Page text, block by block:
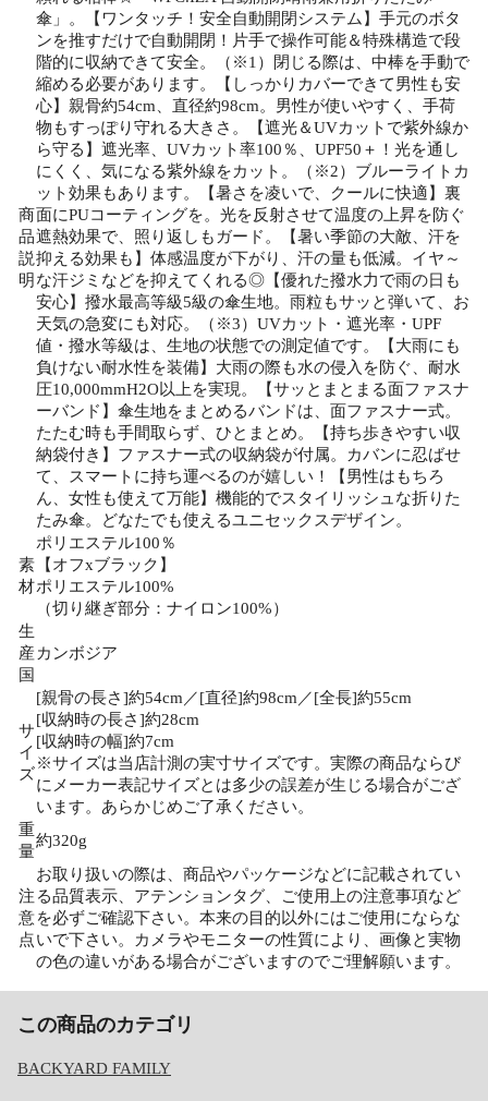
商
品
説
明
傘」。【ワンタッチ！安全自動開閉システム】手元のボタ
ンを推すだけで自動開閉！片手で操作可能＆特殊構造で段
階的に収納できて安全。（※1）閉じる際は、中棒を手動で
縮める必要があります。【しっかりカバーできて男性も安
心】親骨約54cm、直径約98cm。男性が使いやすく、手荷
物もすっぽり守れる大きさ。【遮光＆UVカットで紫外線か
ら守る】遮光率、UVカット率100％、UPF50＋！光を通し
にくく、気になる紫外線をカット。（※2）ブルーライトカ
ット効果もあります。【暑さを凌いで、クールに快適】裏
面にPUコーティングを。光を反射させて温度の上昇を防ぐ
遮熱効果で、照り返しもガード。【暑い季節の大敵、汗を
抑える効果も】体感温度が下がり、汗の量も低減。イヤ～
な汗ジミなどを抑えてくれる◎【優れた撥水力で雨の日も
安心】撥水最高等級5級の傘生地。雨粒もサッと弾いて、お
天気の急変にも対応。（※3）UVカット・遮光率・UPF
値・撥水等級は、生地の状態での測定値です。【大雨にも
負けない耐水性を装備】大雨の際も水の侵入を防ぐ、耐水
圧10,000mmH2O以上を実現。【サッとまとまる面ファスナ
ーバンド】傘生地をまとめるバンドは、面ファスナー式。
たたむ時も手間取らず、ひとまとめ。【持ち歩きやすい収
納袋付き】ファスナー式の収納袋が付属。カバンに忍ばせ
て、スマートに持ち運べるのが嬉しい！【男性はもちろ
ん、女性も使えて万能】機能的でスタイリッシュな折りた
たみ傘。どなたでも使えるユニセックスデザイン。
素
材
ポリエステル100％
【オフxブラック】
ポリエステル100%
（切り継ぎ部分：ナイロン100%）
生
産
国
カンボジア
サ
イ
ズ
[親骨の長さ]約54cm／[直径]約98cm／[全長]約55cm
[収納時の長さ]約28cm
[収納時の幅]約7cm
※サイズは当店計測の実寸サイズです。実際の商品ならび
にメーカー表記サイズとは多少の誤差が生じる場合がござ
います。あらかじめご了承ください。
重
量
約320g
注
意
点
お取り扱いの際は、商品やパッケージなどに記載されてい
る品質表示、アテンションタグ、ご使用上の注意事項など
を必ずご確認下さい。本来の目的以外にはご使用にならな
いで下さい。カメラやモニターの性質により、画像と実物
の色の違いがある場合がございますのでご理解願います。
この商品のカテゴリ
BACKYARD FAMILY